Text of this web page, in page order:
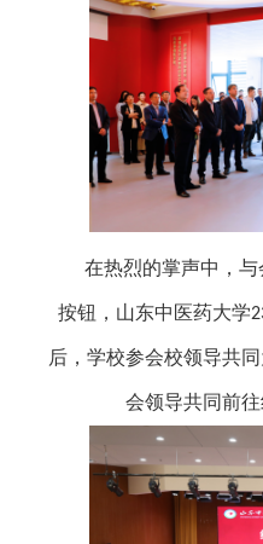
在热烈的掌声中，
按钮，山东中医药大学
后，学校参会校领导共
会领导共同前往